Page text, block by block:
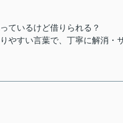
ているけど借りられる？
やすい言葉で、丁寧に解消・